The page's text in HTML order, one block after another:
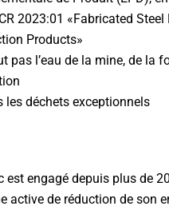
2023:01 «Fabricated Steel
Products»
pas l’eau de la mine, de la
déchets exceptionnels
est engagé depuis plus de
active de réduction de son